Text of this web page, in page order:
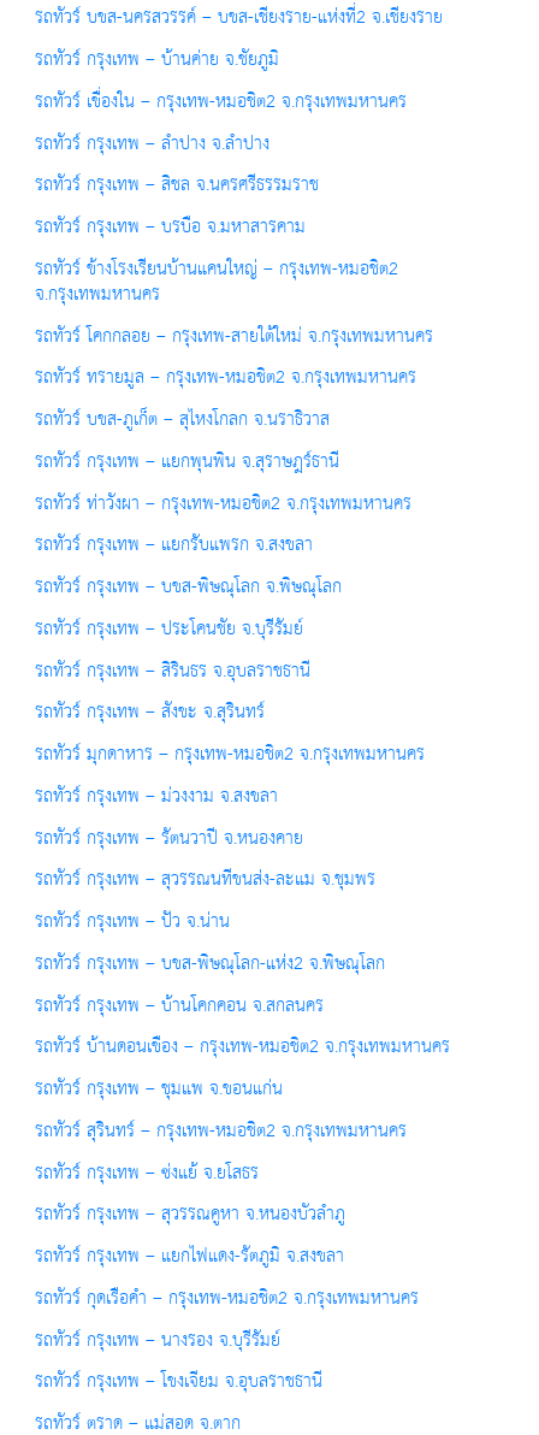
รถทัวร์ บขส-นครสวรรค์ – บขส-เชียงราย-แห่งที่2 จ.เชียงราย
รถทัวร์ กรุงเทพ – บ้านค่าย จ.ชัยภูมิ
รถทัวร์ เขื่องใน – กรุงเทพ-หมอชิต2 จ.กรุงเทพมหานคร
รถทัวร์ กรุงเทพ – ลำปาง จ.ลำปาง
รถทัวร์ กรุงเทพ – สิชล จ.นครศรีธรรมราช
รถทัวร์ กรุงเทพ – บรบือ จ.มหาสารคาม
รถทัวร์ ข้างโรงเรียนบ้านแคนใหญ่ – กรุงเทพ-หมอชิต2
จ.กรุงเทพมหานคร
รถทัวร์ โคกกลอย – กรุงเทพ-สายใต้ใหม่ จ.กรุงเทพมหานคร
รถทัวร์ ทรายมูล – กรุงเทพ-หมอชิต2 จ.กรุงเทพมหานคร
รถทัวร์ บขส-ภูเก็ต – สุไหงโกลก จ.นราธิวาส
รถทัวร์ กรุงเทพ – แยกพุนพิน จ.สุราษฎร์ธานี
รถทัวร์ ท่าวังผา – กรุงเทพ-หมอชิต2 จ.กรุงเทพมหานคร
รถทัวร์ กรุงเทพ – แยกรับแพรก จ.สงขลา
รถทัวร์ กรุงเทพ – บขส-พิษณุโลก จ.พิษณุโลก
รถทัวร์ กรุงเทพ – ประโคนชัย จ.บุรีรัมย์
รถทัวร์ กรุงเทพ – สิรินธร จ.อุบลราชธานี
รถทัวร์ กรุงเทพ – สังขะ จ.สุรินทร์
รถทัวร์ มุกดาหาร – กรุงเทพ-หมอชิต2 จ.กรุงเทพมหานคร
รถทัวร์ กรุงเทพ – ม่วงงาม จ.สงขลา
รถทัวร์ กรุงเทพ – รัตนวาปี จ.หนองคาย
รถทัวร์ กรุงเทพ – สุวรรณนทีขนส่ง-ละแม จ.ชุมพร
รถทัวร์ กรุงเทพ – ปัว จ.น่าน
รถทัวร์ กรุงเทพ – บขส-พิษณุโลก-แห่ง2 จ.พิษณุโลก
รถทัวร์ กรุงเทพ – บ้านโคกคอน จ.สกลนคร
รถทัวร์ บ้านดอนเขือง – กรุงเทพ-หมอชิต2 จ.กรุงเทพมหานคร
รถทัวร์ กรุงเทพ – ชุมแพ จ.ขอนแก่น
รถทัวร์ สุรินทร์ – กรุงเทพ-หมอชิต2 จ.กรุงเทพมหานคร
รถทัวร์ กรุงเทพ – ซ่งแย้ จ.ยโสธร
รถทัวร์ กรุงเทพ – สุวรรณคูหา จ.หนองบัวลำภู
รถทัวร์ กรุงเทพ – แยกไฟแดง-รัตภูมิ จ.สงขลา
รถทัวร์ กุดเรือคำ – กรุงเทพ-หมอชิต2 จ.กรุงเทพมหานคร
รถทัวร์ กรุงเทพ – นางรอง จ.บุรีรัมย์
รถทัวร์ กรุงเทพ – โขงเจียม จ.อุบลราชธานี
รถทัวร์ ตราด – แม่สอด จ.ตาก